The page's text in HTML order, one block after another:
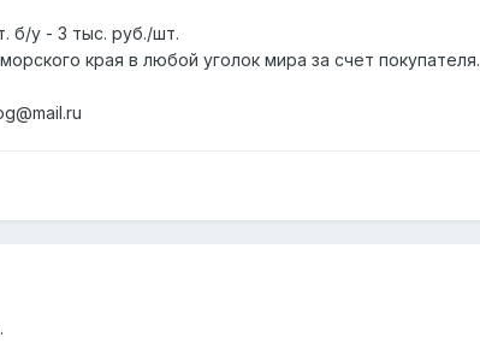
б/у - 3 тыс. руб./шт.
края в любой уголок мира за счет покупателя.